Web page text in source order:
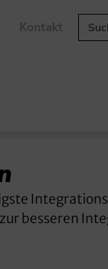
Kontakt
besseren